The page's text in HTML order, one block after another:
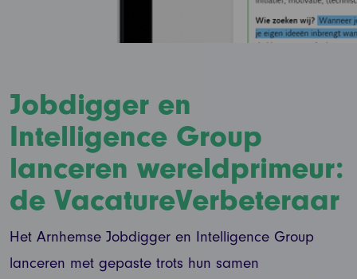
Jobdigger en
Intelligence Group
lanceren wereldprimeur:
de VacatureVerbeteraar
Het Arnhemse Jobdigger en Intelligence Group
lanceren met gepaste trots hun samen